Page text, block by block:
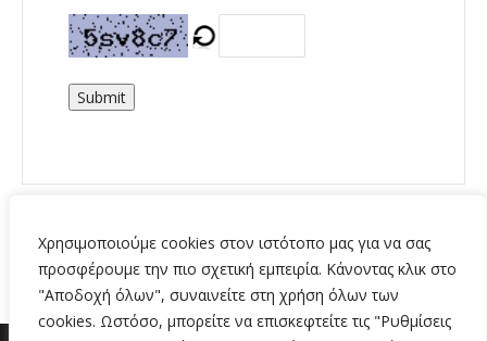
Χρησιμοποιούμε cookies στον ιστότοπο μας για να σας
προσφέρουμε την πιο σχετική εμπειρία. Κάνοντας κλικ στο
"Αποδοχή όλων", συναινείτε στη χρήση όλων των
cookies. Ωστόσο, μπορείτε να επισκεφτείτε τις "Ρυθμίσεις
Submit